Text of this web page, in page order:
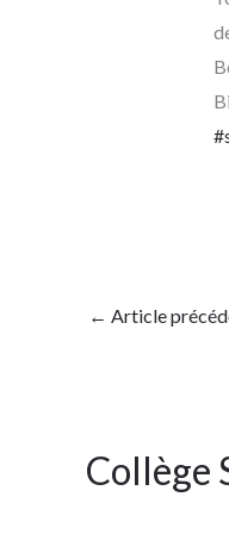
← Article
Collège